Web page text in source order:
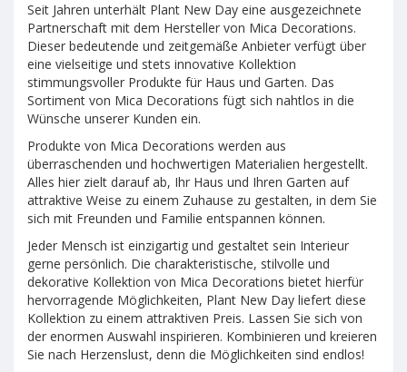
Seit Jahren unterhält Plant New Day eine ausgezeichnete
Partnerschaft mit dem Hersteller von Mica Decorations.
Dieser bedeutende und zeitgemäße Anbieter verfügt über
eine vielseitige und stets innovative Kollektion
stimmungsvoller Produkte für Haus und Garten. Das
Sortiment von Mica Decorations fügt sich nahtlos in die
Wünsche unserer Kunden ein.
Produkte von Mica Decorations werden aus
überraschenden und hochwertigen Materialien hergestellt.
Alles hier zielt darauf ab, Ihr Haus und Ihren Garten auf
attraktive Weise zu einem Zuhause zu gestalten, in dem Sie
sich mit Freunden und Familie entspannen können.
Jeder Mensch ist einzigartig und gestaltet sein Interieur
gerne persönlich. Die charakteristische, stilvolle und
dekorative Kollektion von Mica Decorations bietet hierfür
hervorragende Möglichkeiten, Plant New Day liefert diese
Kollektion zu einem attraktiven Preis. Lassen Sie sich von
der enormen Auswahl inspirieren. Kombinieren und kreieren
Sie nach Herzenslust, denn die Möglichkeiten sind endlos!